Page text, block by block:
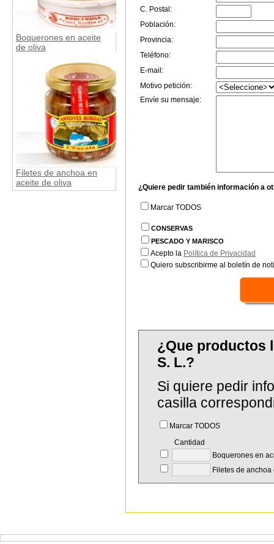
Boquerones en aceite
de oliva
Filetes de anchoa en
aceite de oliva
C. Postal:
Población:
Provincia:
Teléfono:
E-mail:
Motivo petición:
Envíe su mensaje:
¿Quiere pedir también información a
Marcar TODOS
CONSERVAS
PESCADO Y MARISCO
Acepto la Política de Privacidad
Quiero subscribirme al boletín de
¿Que productos
S. L.?
Si quiere pedir
casilla
Marcar TODOS
Cantidad
Boquerones en
Filetes de